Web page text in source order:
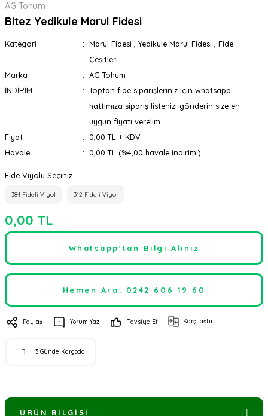
AG Tohum
Bitez Yedikule Marul Fidesi
Kategori Marul Fidesi Yedikule Marul Fidesi
Fide
Çeşitleri
Marka
AG Tohum
İNDİRİM
Toptan fide siparişleriniz için whatsapp
hattımıza sipariş listenizi gönderin size en
uygun fiyatı verelim
Fiyat
0,00 TL + KDV
Havale
0,00 TL (%4,00 havale indirimi)
Fide Viyolü Seçiniz
384 Fideli Viyol 312 Fideli Viyol
0,00 TL
Whatsapp'tan Bilgi Alınız
Hemen Ara: 0242 606 19 60
Paylaş Yorum Yaz Tavsiye Et Karşılaştır
3 Günde Kargoda
ÜRÜN BILGISI